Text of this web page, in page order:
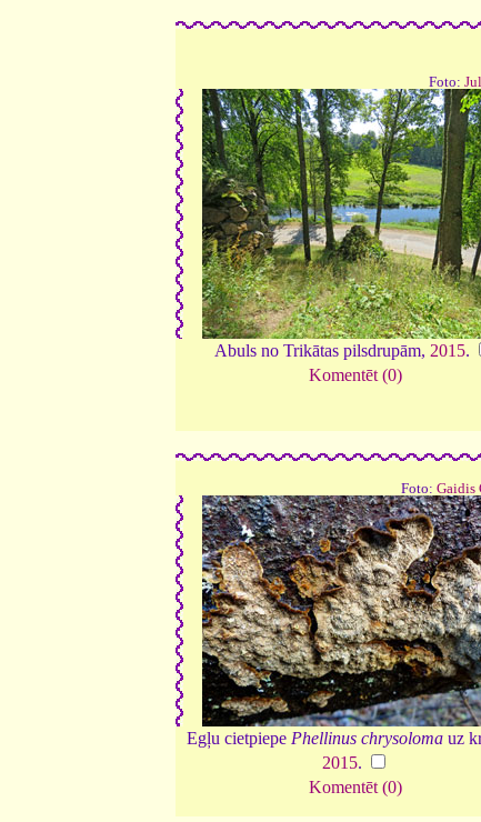
Foto:
Abuls no Trikātas pilsdrupām, 2015.
Komentēt (0)
Foto: Gaidis
Egļu cietpiepe Phellinus chrysoloma uz
2015.
Komentēt (0)